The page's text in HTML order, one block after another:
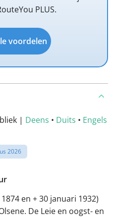
PLUS.
voordelen
| Deens • Duits • Engels
2026
en + 30 januari 1932)
De Leie en oogst- en